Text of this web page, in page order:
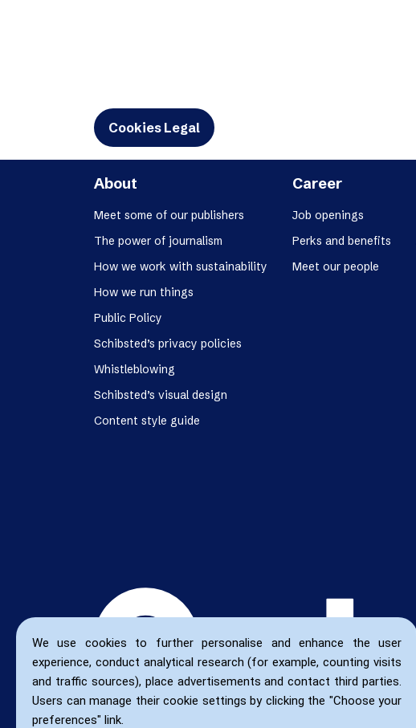
We use cookies to further personalise and enhance the user
experience, conduct analytical research (for example, counting visits
and traffic sources), place advertisements and contact third parties.
Users can manage their cookie settings by clicking the "Choose your
preferences" link.
Cookies Legal
About
Meet some of our publishers
The power of journalism
How we work with sustainability
How we run things
Public Policy
Schibsted’s privacy policies
Whistleblowing
Schibsted’s visual design
Content style guide
Career
Job openings
Perks and benefits
Meet our people